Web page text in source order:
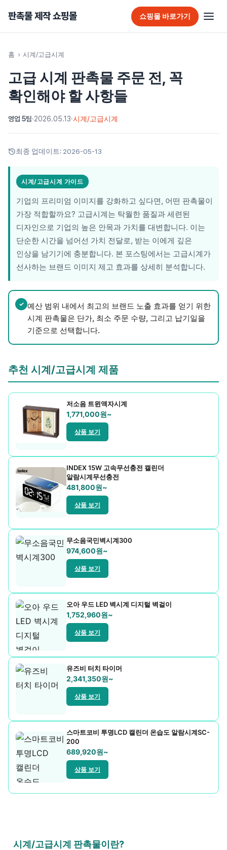
판촉물 제작 쇼핑몰
추천 판촉물
가방
가정/생활용품
골프용품
달력/다이어리
레저/운동용품
명품자개상품
미용용품
사무용잡화
선물세트
수건/손수건
시계/고급시계
우산/우의
자동차용품
주방기구
주방용품
치약/세제
트로피
티슈
필기구
현수막/스티커
휴대폰용품
쇼핑몰 바로가기
홈 › 시계/고급시계
고급 시계 판촉물 주문 전, 꼭
확인해야 할 사항들
영업 5팀·2026.05.13·시계/고급시계
최종 업데이트: 2026-05-13
시계/고급시계 가이드
기업의 프리미엄 이미지를 강화하고 싶다면, 어떤 판촉물이
가장 적합할까요? 고급시계는 탁월한 품질과 세련된
디자인으로 기업의 높은 안목과 가치를 대변합니다. 이는
단순한 시간을 넘어선 가치 전달로, 받는 이에게 깊은
인상을 남기기에 충분합니다. 본 포스팅에서는 고급시계가
선사하는 브랜드 이미지 제고 효과를 상세히 분석합니다.
✓ 예산 범위 내에서 최고의 브랜드 노출 효과를 얻기 위한
시계 판촉물은 단가, 최소 주문 수량, 그리고 납기일을
기준으로 선택합니다.
추천 시계/고급시계 제품
저소음 트윈액자시계
1,771,000원~
상품 보기
INDEX 15W 고속무선충전 캘린더
알람시계무선충전
481,800원~
상품 보기
무소음국민벽시계300
974,600원~
상품 보기
오아 우드 LED 벽시계 디지털 벽걸이
1,752,960원~
상품 보기
유즈비 터치 타이머
2,341,350원~
상품 보기
스마트코비 투명LCD 캘린더 온습도 알람시계SC-
200
689,920원~
상품 보기
시계/고급시계 판촉물이란?